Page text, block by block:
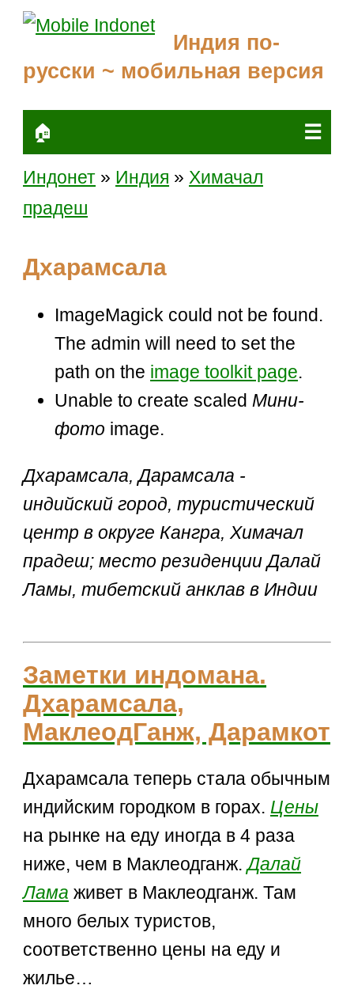
Индия по-
русски ~ мобильная версия
🏠 ☰
Индонет » Индия »Химачал
прадеш
Дхарамсала
ImageMagick could not be found.
The admin will need to set the
path on the image toolkit page.
Unable to create scaledМини-
фото image.
Дхарамсала, Дарамсала -
индийский город, туристический
центр в округе Кангра, Химачал
прадеш; место резиденции Далай
Ламы, тибетский анклав в Индии
Заметки индомана.
Дхарамсала,
МаклеодГанж, Дарамкот
Дхарамсала теперь стала обычным
индийским городком в горах. Цены
на рынке на еду иногда в 4 раза
ниже, чем в Маклеодганж.Далай
Лама живет в Маклеодганж. Там
много белых туристов,
соответственно цены на еду и
жилье…